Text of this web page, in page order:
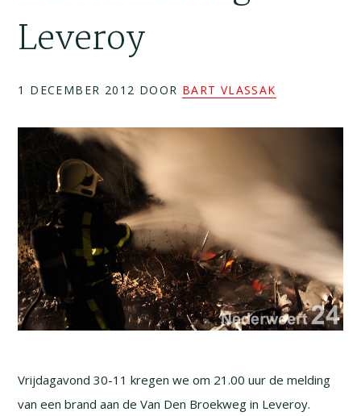
Leveroy
1 DECEMBER 2012 DOOR BART VLASSAK
Vrijdagavond 30-11 kregen we om 21.00 uur de melding
van een brand aan de Van Den Broekweg in Leveroy.